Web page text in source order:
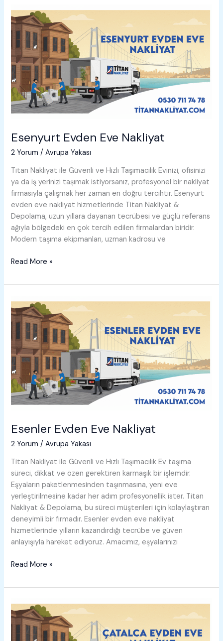
Esenyurt Evden Eve Nakliyat
2 Yorum /Avrupa Yakası
Titan Nakliyat ile Güvenli ve Hızlı Taşımacılık Evinizi, ofisinizi
ya da iş yerinizi taşımak istiyorsanız, profesyonel bir nakliyat
firmasıyla çalışmak her zaman en doğru tercihtir. Esenyurt
evden eve nakliyat hizmetlerinde Titan Nakliyat &
Depolama, uzun yıllara dayanan tecrübesi ve güçlü referans
ağıyla bölgedeki en çok tercih edilen firmalardan biridir.
Modern taşıma ekipmanları, uzman kadrosu ve
Esenyurt
Eve
Read More »
Esenler Evden Eve Nakliyat
2 Yorum /Avrupa Yakası
Titan Nakliyat ile Güvenli ve Hızlı Taşımacılık Ev taşıma
süreci, dikkat ve özen gerektiren karmaşık bir işlemdir.
Eşyaların paketlenmesinden taşınmasına, yeni eve
yerleştirilmesine kadar her adım profesyonellik ister. Titan
Nakliyat & Depolama, bu süreci müşterileri için kolaylaştıran
deneyimli bir firmadır. Esenler evden eve nakliyat
hizmetlerinde yılların kazandırdığı tecrübe ve güven
anlayışıyla hareket ediyoruz. Amacımız, eşyalarınızı
Esenler
Eve
Read More »